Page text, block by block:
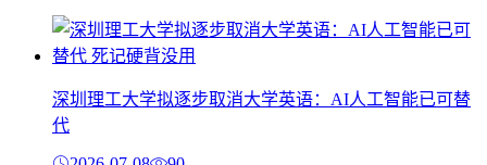
深圳理工大学拟逐步取消大学英语：AI人工智能已可替
代